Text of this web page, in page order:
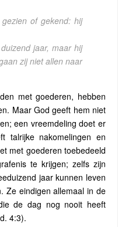
of gekend: hij
jaar, maar hij
zij niet allen naar
met goederen, hebben
Maar God geeft hem niet
een vreemdeling doet er
talrijke nakomelingen en
met goederen toebedeeld
te krijgen; zelfs zijn
jaar kunnen leven
Ze eindigen allemaal in de
de dag nog nooit heeft
4:3).